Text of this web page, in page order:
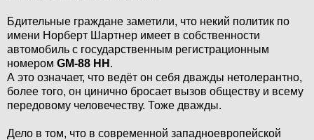
Бдительные граждане заметили, что некий политик по
имени Норберт Шартнер имеет в собственности
автомобиль с государственным регистрационным
номером GM-88 HH .
А это означает, что ведёт он себя дважды нетолерантно,
более того, он цинично бросает вызов обществу и всему
передовому человечеству. Тоже дважды.
Дело в том, что в современной западноевропейской